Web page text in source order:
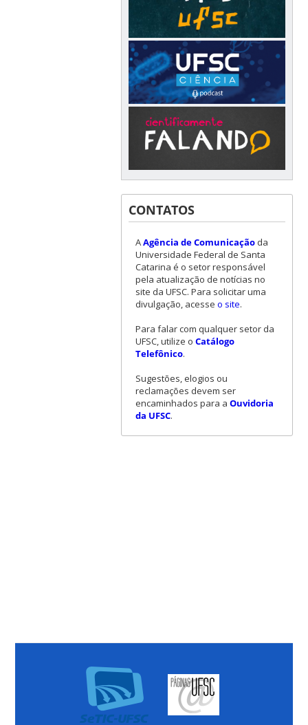
CONTATOS
AAgência de Comunicaçãoda
Universidade Federal de Santa
Catarina é o setor responsável
pela atualização de notícias no
site da UFSC. Para solicitar uma
divulgação, acesse o site.
Para falar com qualquer setor da
UFSC, utilize o Catálogo
Telefônico.
Sugestões, elogios ou
reclamações devem ser
encaminhados para a Ouvidoria
da UFSC.